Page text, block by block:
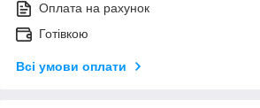
Оплата на рахунок
Готівкою
Всі умови оплати